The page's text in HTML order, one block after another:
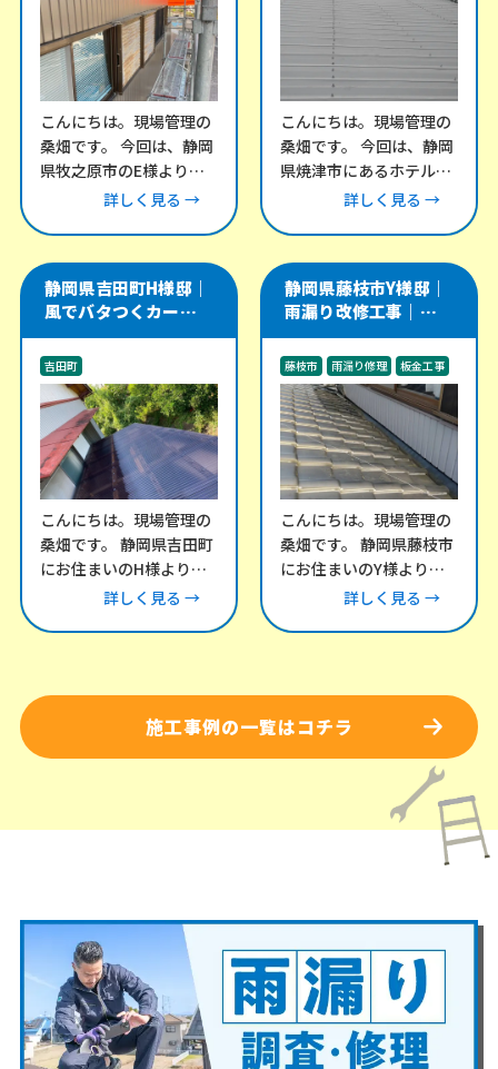
こんにちは。現場管理の
桑畑です。 今回は、静岡
県牧之原市のE様より、
外壁のメンテナンスにつ
詳しく見る →
こんにちは。現場管理の
桑畑です。 今回は、静岡
県焼津市にあるホテル棟
にて、折半屋根の改修工
詳しく見る →
静岡県吉田町H様邸｜
風でバタつくカーポー
ト・テラス屋根の波板
交換工事
吉田町
その他のリフォーム工事
外構工事
こんにちは。現場管理の
桑畑です。 静岡県吉田町
にお住まいのH様より、
「風が強い日にカーポー
詳しく見る →
静岡県藤枝市Y様邸｜
雨漏り改修工事｜瓦屋
根と谷樋・外壁取り合
い部を板金で補修
藤枝市 雨漏り修理 板金工事
こんにちは。現場管理の
桑畑です。 静岡県藤枝市
にお住まいのY様より、
雨漏りについてお問い合
詳しく見る →
施工事例の一覧はコチラ